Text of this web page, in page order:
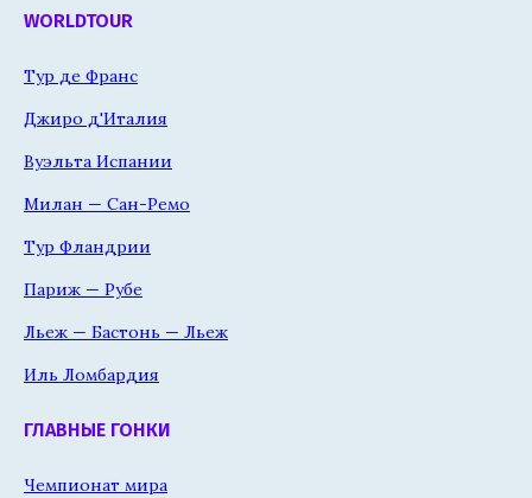
WORLDTOUR
Тур де Франс
Джиро д'Италия
Вуэльта Испании
Милан — Сан-Ремо
Тур Фландрии
Париж — Рубе
Льеж — Бастонь — Льеж
Иль Ломбардия
ГЛАВНЫЕ ГОНКИ
Чемпионат мира